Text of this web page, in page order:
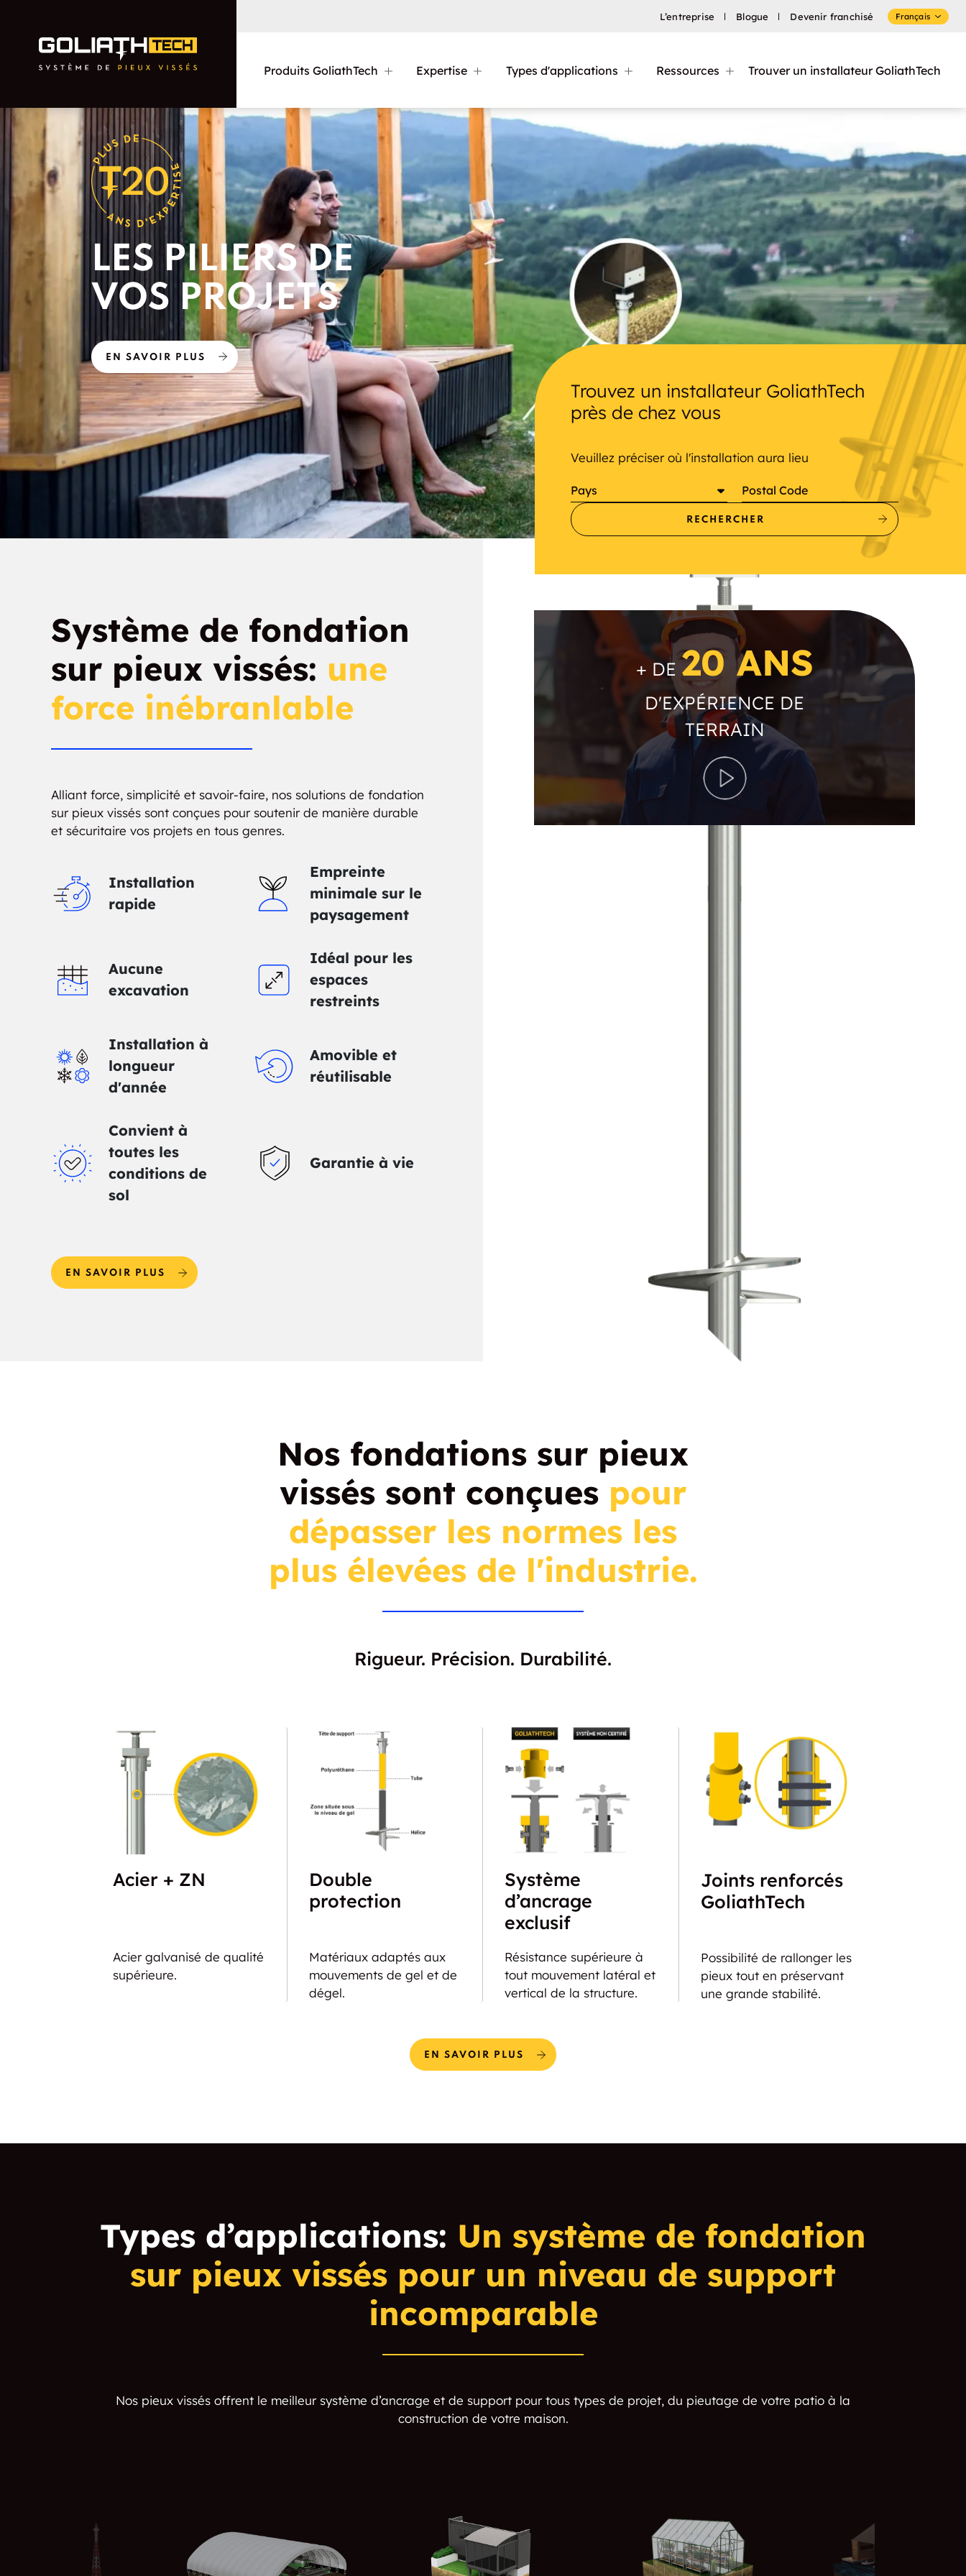
L’entreprise Blogue Devenir franchisé Français
Produits GoliathTech Expertise Types d'applications
Résidentiels
Commercial et municipal
Réparations de
fondations
Ressources Trouver un installateur GoliathTech
LES PILIERS DE
VOS PROJETS
EN SAVOIR PLUS
Trouvez un installateur GoliathTech
près de chez vous
Veuillez préciser où l'installation aura lieu
Pays Postal Code
RECHERCHER
Système de fondation
sur pieux vissés: une
force inébranlable
Alliant force, simplicité et savoir-faire, nos solutions de fondation
sur pieux vissés sont conçues pour soutenir de manière durable
et sécuritaire vos projets en tous genres.
Installation
rapide
Empreinte
minimale sur le
paysagement
Aucune
excavation
Idéal pour les
espaces
restreints
Installation à
longueur
d'année
Amovible et
réutilisable
Convient à
toutes les
conditions de
sol
Garantie à vie
EN SAVOIR PLUS
+ DE 20 ANS
D'EXPÉRIENCE DE
TERRAIN
Nos fondations sur pieux
vissés sont conçues pour
dépasser les normes les
plus élevées de l'industrie.
Rigueur. Précision. Durabilité.
Acier + ZN
Acier galvanisé de qualité
supérieure.
Double
protection
Matériaux adaptés aux
mouvements de gel et de
dégel.
Système
d’ancrage
exclusif
Résistance supérieure à
tout mouvement latéral et
vertical de la structure.
Joints renforcés
GoliathTech
Possibilité de rallonger les
pieux tout en préservant
une grande stabilité.
EN SAVOIR PLUS
Types d’applications: Un système de fondation
sur pieux vissés pour un niveau de support
incomparable
Nos pieux vissés offrent le meilleur système d’ancrage et de support pour tous types de projet, du pieutage de votre patio à la
construction de votre maison.